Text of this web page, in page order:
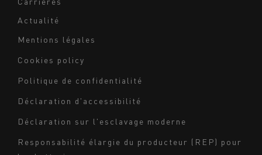
Actualité
bas
de
page
-
Mentions légales
Cookies policy
Politique de confidentialité
Déclaration d'accessibilité
Déclaration sur l'esclavage moderne
Responsabilité élargie du producteur (REP) pour